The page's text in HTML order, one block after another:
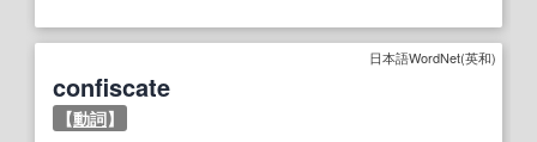
日本語WordNet(英和)
confiscate
【動詞】